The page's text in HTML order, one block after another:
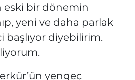
eski bir dönemin
yeni ve daha parlak
başlıyor diyebilirim.
yengeç